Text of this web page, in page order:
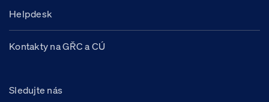
Helpdesk
Kontakty na GŘC a CÚ
Sledujte nás